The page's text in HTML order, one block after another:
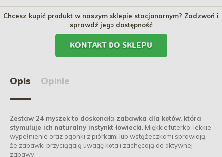
Chcesz kupić produkt w naszym sklepie stacjonarnym? Zadzwoń i
sprawdź jego dostępność
KONTAKT DO SKLEPU
Opis Opinie
Zestaw 24 myszek to doskonała zabawka dla kotów, która
stymuluje ich naturalny instynkt łowiecki. Miękkie futerko, lekkie
wypełnienie oraz ogonki z piórkami lub wstążeczkami sprawiają,
że zabawki przyciągają uwagę kota i zachęcają do aktywnej
zabawy.